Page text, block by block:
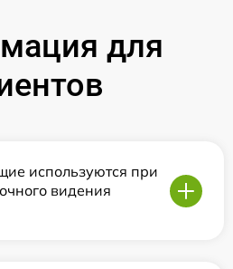
для
используются при
видения